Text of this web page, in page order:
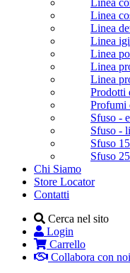
Linea
Linea
Linea
Linea
Linea
Linea
Linea
Prodotti
Profumi
Sfuso -
Sfuso -
Sfuso
Sfuso
Chi Siamo
Store Locator
Contatti
Cerca nel sito
Login
Carrello
Collabora con noi